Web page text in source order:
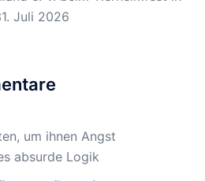
Juli 2026
um ihnen Angst
absurde Logik